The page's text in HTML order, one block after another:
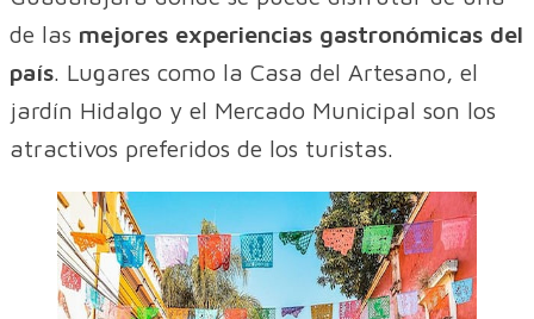
de las mejores experiencias gastronómicas del
país. Lugares como la Casa del Artesano, el
jardín Hidalgo y el Mercado Municipal son los
atractivos preferidos de los turistas.